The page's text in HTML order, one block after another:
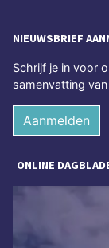
NIEUWSBRIEF
Schrijf je in voor
samenvatting
Aanmelden
ONLINE